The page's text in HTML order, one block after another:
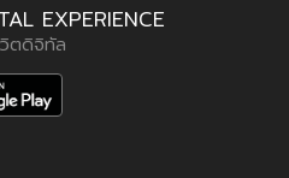
EXPERIENCE
ตดิจิทัล